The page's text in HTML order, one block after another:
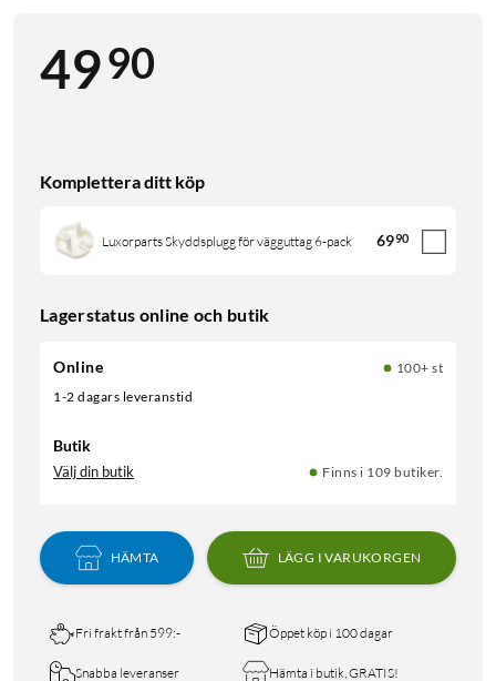
4990
Komplettera ditt köp
Luxorparts Skyddsplugg för vägguttag 6-pack 6990
Lagerstatus online och butik
Online
100+ st
1-2 dagars leveranstid
Butik
Välj din butik Finns i 109 butiker.
HÄMTA LÄGG I VARUKORGEN
Fri frakt från 599:- Öppet köp i 100 dagar
Snabba leveranser Hämta i butik, GRATIS!